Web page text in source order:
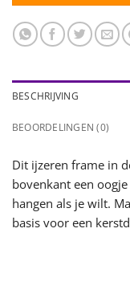
BESCHRIJVING
BEOORDELINGEN (0)
Dit ijzeren frame in
bovenkant een
hangen als je wilt.
basis voor een